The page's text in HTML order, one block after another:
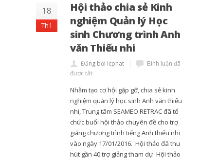
18
Th1
Hội thảo chia sẻ Kinh
nghiệm Quản lý Học
sinh Chương trình Anh
văn Thiếu nhi
Đăng bởi lcphat
Bình luận đã
được tắt
Nhằm tạo cơ hội gặp gỡ, chia sẻ kinh
nghiệm quản lý học sinh Anh văn thiếu
nhi, Trung tâm SEAMEO RETRAC đã tổ
chức buổi hội thảo chuyên đề cho trợ
giảng chương trình tiếng Anh thiếu nhi
vào ngày 17/01/2016. Hội thảo đã thu
hút gần 40 trợ giảng tham dự. Hội thảo